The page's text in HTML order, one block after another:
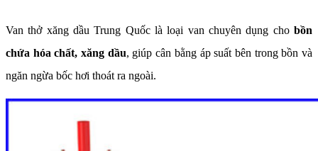
Van thở xăng dầu Trung Quốc là loại van chuyên dụng cho bồn
chứa hóa chất, xăng dầu, giúp cân bằng áp suất bên trong bồn và
ngăn ngừa bốc hơi thoát ra ngoài.